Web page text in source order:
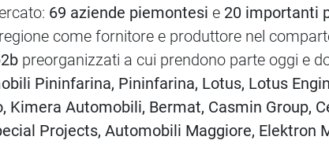
69 aziende piemontesi e 20 importanti
come fornitore e produttore nel
preorganizzati a cui prendono parte oggi e
Pininfarina, Pininfarina, Lotus, Lotus
Kimera Automobili, Bermat, Casmin Group,
Projects, Automobili Maggiore, Elektron